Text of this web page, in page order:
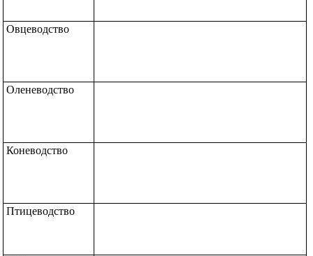
Овцеводство
Оленеводство
Коневодство
Птицеводство